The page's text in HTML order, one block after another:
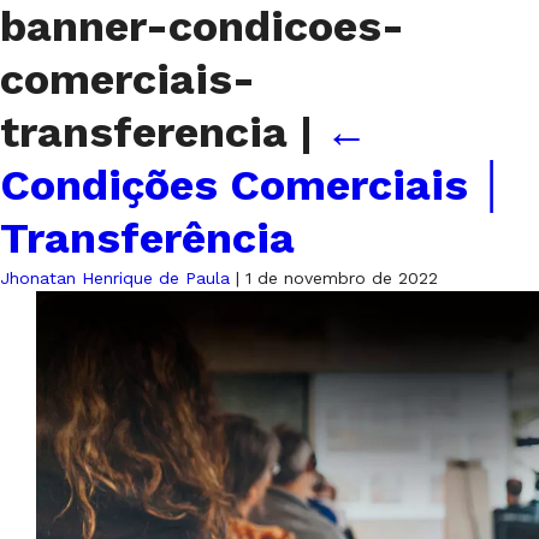
banner-condicoes-
comerciais-
transferencia | ←
Condições Comerciais │
Transferência
Jhonatan Henrique de Paula | 1 de novembro de 2022